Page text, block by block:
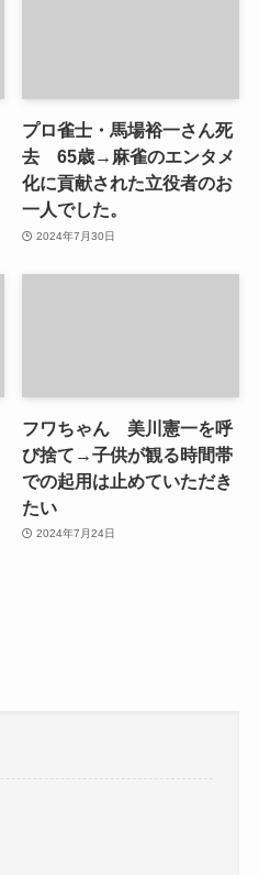
プロ雀士・馬場裕一さん死
去 65歳→麻雀のエンタメ
化に貢献された立役者のお
一人でした。
2024年7月30日
フワちゃん 美川憲一を呼
び捨て→子供が観る時間帯
での起用は止めていただき
たい
2024年7月24日